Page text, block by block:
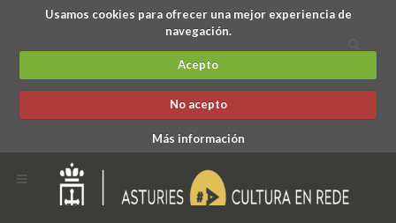
Usamos cookies para ofrecer una mejor experiencia de
navegación.
Acepto
No acepto
Más información